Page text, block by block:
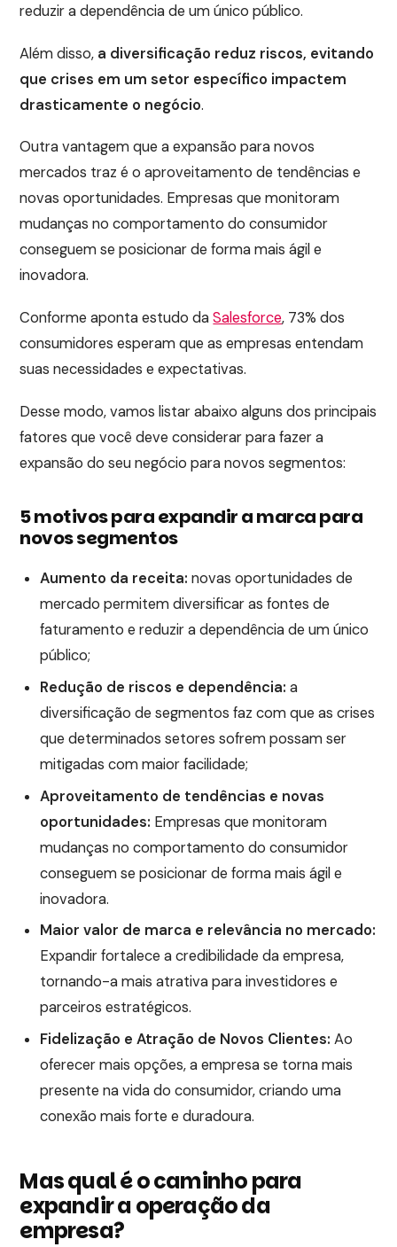
reduzir a dependência de um único público.
Além disso, a diversificação reduz riscos, evitando
que crises em um setor específico impactem
drasticamente o negócio.
Outra vantagem que a expansão para novos
mercados traz é o aproveitamento de tendências e
novas oportunidades. Empresas que monitoram
mudanças no comportamento do consumidor
conseguem se posicionar de forma mais ágil e
inovadora.
Conforme aponta estudo daSalesforce, 73% dos
consumidores esperam que as empresas entendam
suas necessidades e expectativas.
Desse modo, vamos listar abaixo alguns dos principais
fatores que você deve considerar para fazer a
expansão do seu negócio para novos segmentos:
5 motivos para expandir a marca para
novos segmentos
Aumento da receita: novas oportunidades de
mercado permitem diversificar as fontes de
faturamento e reduzir a dependência de um único
público;
Redução de riscos e dependência: a
diversificação de segmentos faz com que as crises
que determinados setores sofrem possam ser
mitigadas com maior facilidade;
Aproveitamento de tendências e novas
oportunidades: Empresas que monitoram
mudanças no comportamento do consumidor
conseguem se posicionar de forma mais ágil e
inovadora.
Maior valor de marca e relevância no mercado:
Expandir fortalece a credibilidade da empresa,
tornando-a mais atrativa para investidores e
parceiros estratégicos.
Fidelização e Atração de Novos Clientes: Ao
oferecer mais opções, a empresa se torna mais
presente na vida do consumidor, criando uma
conexão mais forte e duradoura.
Mas qual é o caminho para
expandir a operação da
empresa?